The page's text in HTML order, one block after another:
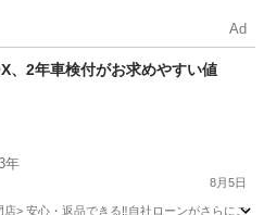
Ad
、2年車検付がお求めやすい値
年
8月5日
> 安心・返品できる‼自社ローンがさらにご